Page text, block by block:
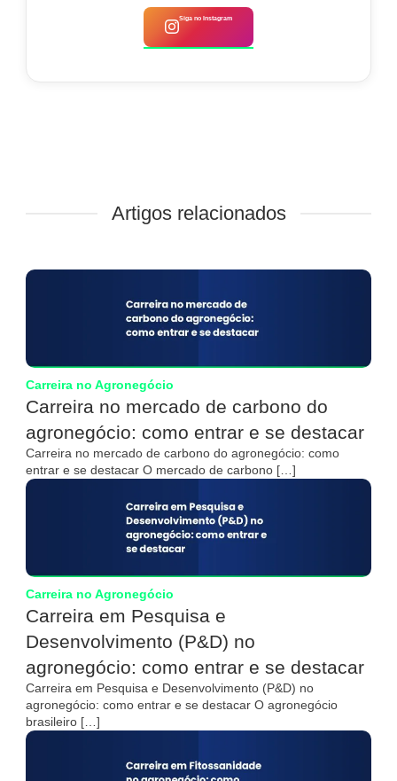
Siga no Instagram
Artigos relacionados
Carreira no Agronegócio
Carreira no mercado de carbono do
agronegócio: como entrar e se destacar
Carreira no mercado de carbono do agronegócio: como
entrar e se destacar O mercado de carbono […]
Carreira no Agronegócio
Carreira em Pesquisa e
Desenvolvimento (P&D) no
agronegócio: como entrar e se destacar
Carreira em Pesquisa e Desenvolvimento (P&D) no
agronegócio: como entrar e se destacar O agronegócio
brasileiro […]